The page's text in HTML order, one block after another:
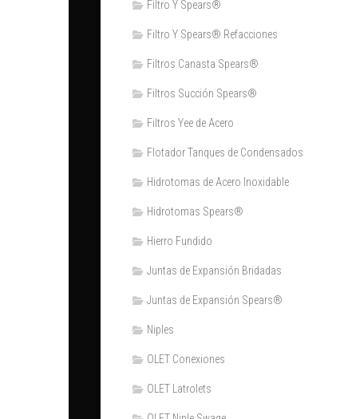
Filtro Y Spears®
Filtro Y Spears® Refacciones
Filtros Canasta Spears®
Filtros Succión Spears®
Filtros Yee de Acero
Flotador Tanques de Condensados
Hidrotomas de Acero Inoxidable
Hidrotomas Spears®
Hierro Fundido
Juntas de Expansión Bridadas
Juntas de Expansión Spears®
Niples
OLET Conexiones
OLET Latrolets